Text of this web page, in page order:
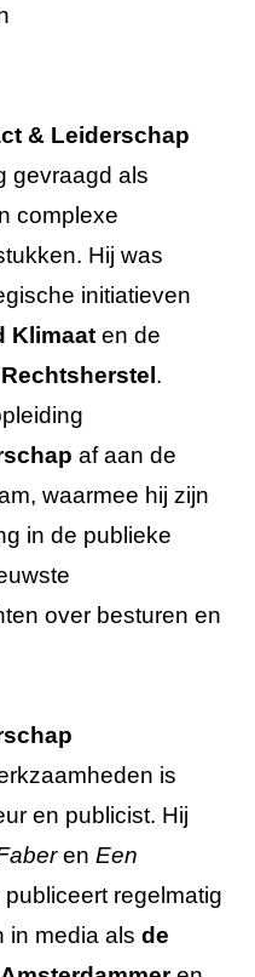
& Leiderschap
gevraagd als
complexe
Hij was
initiatieven
Klimaaten de
.
af aan de
waarmee hij zijn
in de publieke
over besturen en
is
en publicist. Hij
en Een
publiceert regelmatig
in media als de